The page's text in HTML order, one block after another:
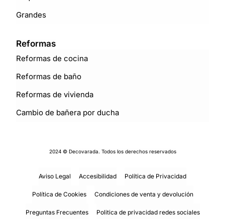
Grandes
Reformas
Reformas de cocina
Reformas de baño
Reformas de vivienda
Cambio de bañera por ducha
Aviso Legal Accesibilidad Política de Privacidad
Política de Cookies Condiciones de venta y devolución
Preguntas Frecuentes Politica de privacidad redes sociales
2024 © Decovarada. Todos los derechos reservados